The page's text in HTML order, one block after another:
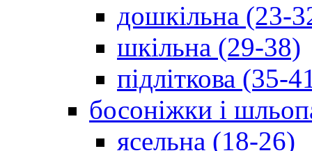
дошкільна (23-
шкільна (29-38)
підліткова (35-
босоніжки і
ясельна (18-26)